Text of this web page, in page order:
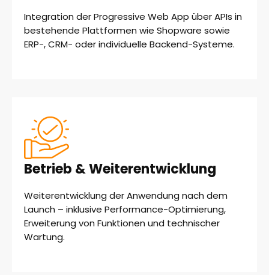
Integration der Progressive Web App über APIs in
bestehende Plattformen wie Shopware sowie
ERP-, CRM- oder individuelle Backend-Systeme.
Betrieb & Weiterentwicklung
Weiterentwicklung der Anwendung nach dem
Launch – inklusive Performance-Optimierung,
Erweiterung von Funktionen und technischer
Wartung.